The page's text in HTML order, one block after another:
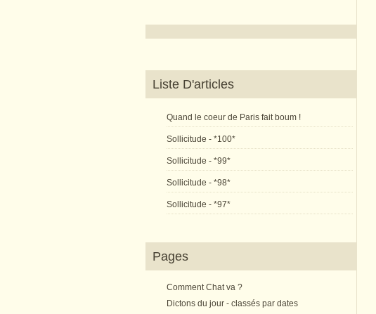
Liste D'articles
Quand le coeur de Paris fait boum !
Sollicitude - *100*
Sollicitude - *99*
Sollicitude - *98*
Sollicitude - *97*
Pages
Comment Chat va ?
Dictons du jour - classés par dates